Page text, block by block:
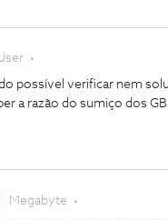
possível verificar nem
a razão do sumiço dos
Megabyte